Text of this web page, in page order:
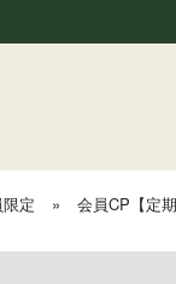
定 » 会員CP【定